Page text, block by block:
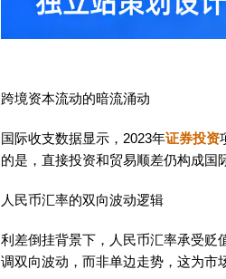
跨境资本流动的暗流涌动
国际收支数据显示，2023年证券投资
的是，直接投资和贸易顺差仍构成国
人民币汇率的双向波动逻辑
利差倒挂背景下，人民币汇率承受贬
调双向波动，而非单边走势，这为市